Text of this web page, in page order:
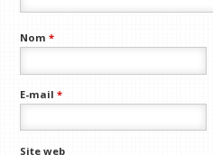
Nom*
E-mail*
Site web